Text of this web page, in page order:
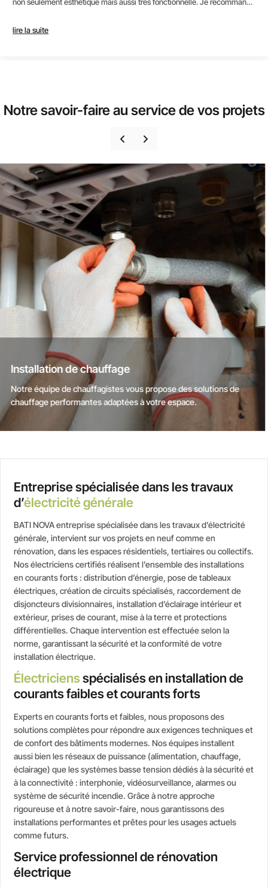
qualité avec un service client irréprochable.
lire la suite
Notre savoir-faire au service de vos projets
Revêtement de sols et murs
Nous posons vos revêtements de sol avec soin, pour un rendu
esthétique et adapté à chaque pièce.
Entreprise spécialisée dans les travaux
d’électricité générale
BATI NOVA entreprise spécialisée dans les travaux d’électricité
générale, intervient sur vos projets en neuf comme en
rénovation, dans les espaces résidentiels, tertiaires ou collectifs.
Nos électriciens certifiés réalisent l’ensemble des installations
en courants forts : distribution d’énergie, pose de tableaux
électriques, création de circuits spécialisés, raccordement de
disjoncteurs divisionnaires, installation d’éclairage intérieur et
extérieur, prises de courant, mise à la terre et protections
différentielles. Chaque intervention est effectuée selon la
norme, garantissant la sécurité et la conformité de votre
installation électrique.
Électriciensspécialisés en installation de
courants faibles et courants forts
Experts en courants forts et faibles, nous proposons des
solutions complètes pour répondre aux exigences techniques et
de confort des bâtiments modernes. Nos équipes installent
aussi bien les réseaux de puissance (alimentation, chauffage,
éclairage) que les systèmes basse tension dédiés à la sécurité et
à la connectivité : interphonie, vidéosurveillance, alarmes ou
système de sécurité incendie. Grâce à notre approche
rigoureuse et à notre savoir-faire, nous garantissons des
installations performantes et prêtes pour les usages actuels
comme futurs.
Service professionnel de rénovation
électrique